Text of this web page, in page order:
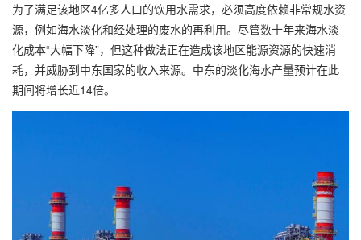
为了满足该地区4亿多人口的饮用水需求，必须高度依赖非常规水资
源，例如海水淡化和经处理的废水的再利用。尽管数十年来海水淡
化成本“大幅下降”，但这种做法正在造成该地区能源资源的快速消
耗，并威胁到中东国家的收入来源。中东的淡化海水产量预计在此
期间将增长近14倍。